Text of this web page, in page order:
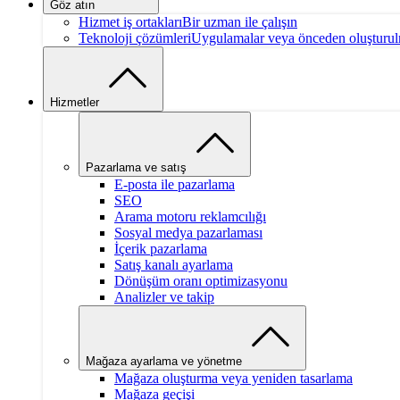
Göz atın
Hizmet iş ortaklarıBir uzman ile çalışın
Teknoloji çözümleriUygulamalar veya önceden
Hizmetler
Pazarlama ve satış
E-posta ile pazarlama
SEO
Arama motoru reklamcılığı
Sosyal medya pazarlaması
İçerik pazarlama
Satış kanalı ayarlama
Dönüşüm oranı optimizasyonu
Analizler ve takip
Mağaza ayarlama ve yönetme
Mağaza oluşturma veya yeniden tasarlama
Mağaza geçişi